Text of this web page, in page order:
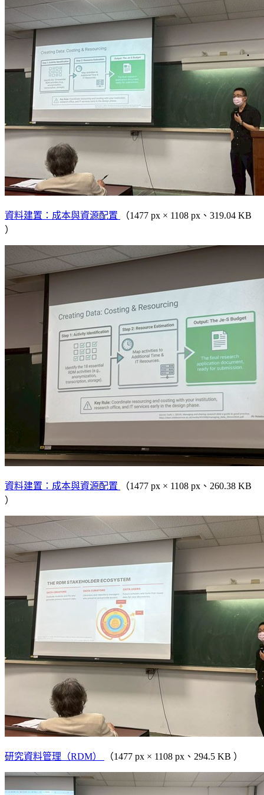
資料建置：成本與資源配置
（1477 px × 1108 px、319.04 KB
）
資料建置：成本與資源配置
（1477 px × 1108 px、260.38 KB
）
研究資料管理（RDM） （1477 px × 1108 px、294.5 KB ）